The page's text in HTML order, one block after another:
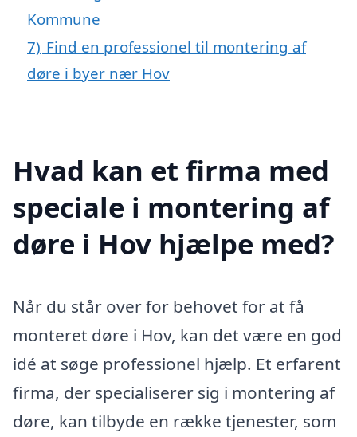
Kommune
7) Find en professionel til montering af
døre i byer nær Hov
Hvad kan et firma med
speciale i montering af
døre i Hov hjælpe med?
Når du står over for behovet for at få
monteret døre i Hov, kan det være en god
idé at søge professionel hjælp. Et erfarent
firma, der specialiserer sig i montering af
døre, kan tilbyde en række tjenester, som